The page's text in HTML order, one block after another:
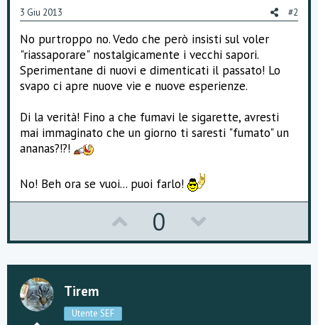
3 Giu 2013 #2
No purtroppo no. Vedo che però insisti sul voler
"riassaporare" nostalgicamente i vecchi sapori.
Sperimentane di nuovi e dimenticati il passato! Lo
svapo ci apre nuove vie e nuove esperienze.
Di la verità! Fino a che fumavi le sigarette, avresti
mai immaginato che un giorno ti saresti "fumato" un
ananas?!?!
No! Beh ora se vuoi... puoi farlo!
p
v
0
o
w
Tirem
Utente SEF